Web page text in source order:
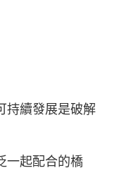
持續發展是破解
一起配合的橋